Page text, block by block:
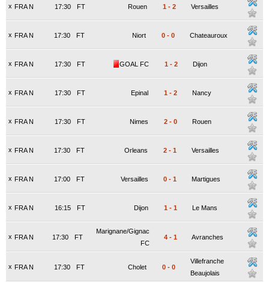
x FRA N FT
17:30 Rouen 1 - 2 Versailles
x FRA N FT
17:30 Niort 0 - 0 Chateauroux
x FRA N FT
17:30 GOAL FC 1 - 2 Dijon
x FRA N FT
17:30 Epinal 1 - 2 Nancy
x FRA N FT
17:30 Nimes 2 - 0 Rouen
x FRA N FT
17:30 Orleans 2 - 1 Versailles
x FRA N FT
17:00 Versailles 0 - 1 Martigues
x FRA N FT
16:15 Dijon 1 - 1 Le Mans
x FRA N FT
17:30
Marignane/Gignac
FC
4 - 1 Avranches
x FRA N FT
17:30 Cholet 0 - 0
Villefranche
Beaujolais